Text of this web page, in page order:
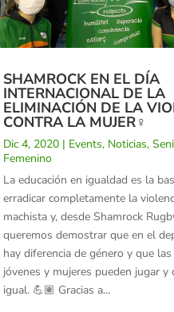
SHAMROCK EN EL DÍA
INTERNACIONAL DE LA
ELIMINACIÓN DE LA
CONTRA LA MUJER♀️
Dic 4, 2020| Events, Noticias,
Femenino
La educación en igualdad es la
erradicar completamente la
machista y, desde Shamrock
queremos demostrar que en el
hay diferencia de género y que
jóvenes y mujeres pueden jugar y
igual. 💪🏽 Gracias a...